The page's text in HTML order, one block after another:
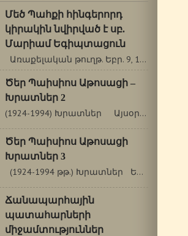
Մեծ Պահքի հինգերորդ
կիրակին նվիրված է սբ.
Մարիամ Եգիպտացուն
Առաքելական թուղթ. Եբր. 9, 11-14: Ավետարան.…
Ծեր Պաիսիոս Աթոսացի –
Խրատներ 2
(1924-1994) Խրատներ Այսօր եկել է Անտոն…
Ծեր Պաիսիոս Աթոսացի
Խրատներ 3
(1924-1994 թթ.) Խրատներ Երբ մարմնի…
Ճանապարհային
պատահարների
միջամտություններ